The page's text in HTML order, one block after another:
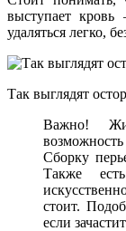
выступает
удаляться легко,
Так выглядят
Важно!
Сборку
Также
стоит.
если